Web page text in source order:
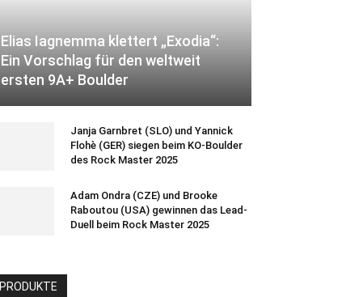
Elias Iagnemma klettert „Exodia“:
Ein Vorschlag für den weltweit
ersten 9A+ Boulder
Janja Garnbret (SLO) und Yannick
Flohè (GER) siegen beim KO-Boulder
des Rock Master 2025
Adam Ondra (CZE) und Brooke
Raboutou (USA) gewinnen das Lead-
Duell beim Rock Master 2025
PRODUKTE